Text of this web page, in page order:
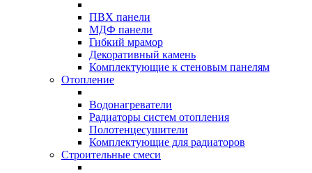
ПВХ панели
МДФ панели
Гибкий мрамор
Декоративный камень
Комплектующие к стеновым панелям
Отопление
Водонагреватели
Радиаторы систем отопления
Полотенцесушители
Комплектующие для радиаторов
Строительные смеси